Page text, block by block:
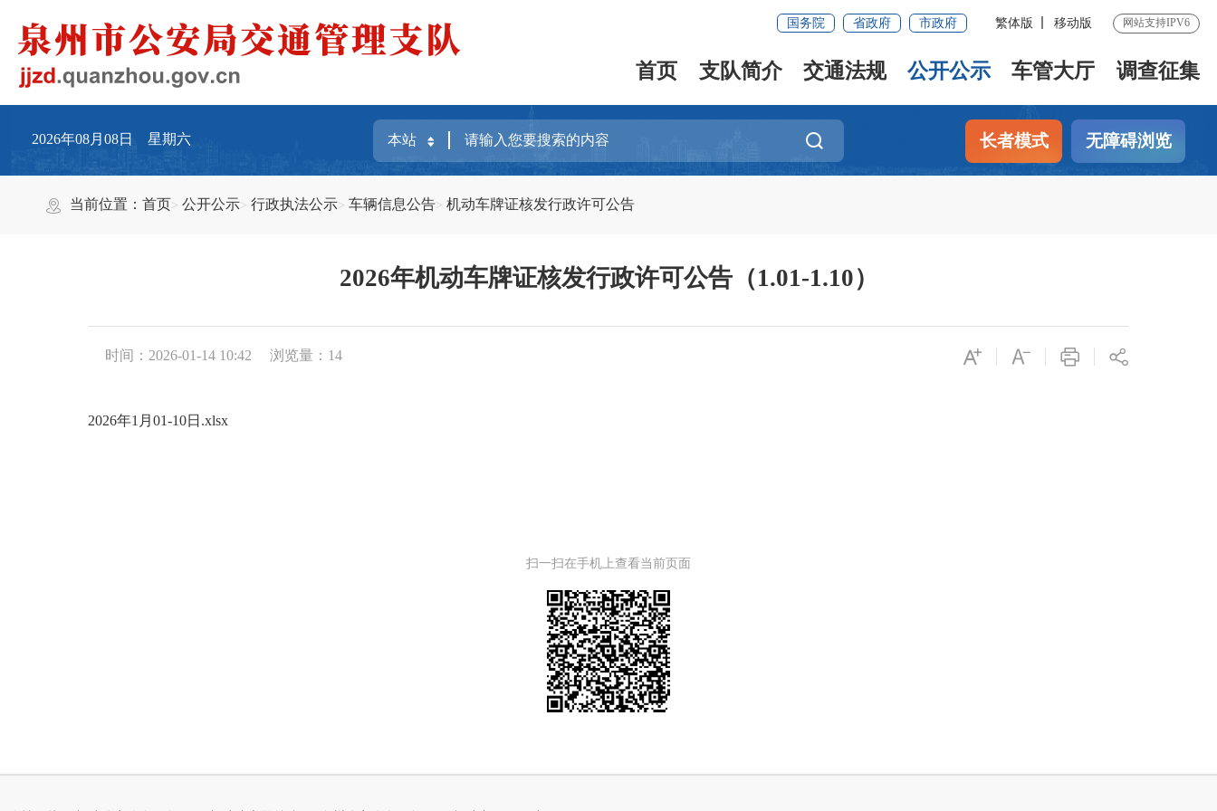
国务院 省政府 市政府 繁体版 移动版 网站支持IPV6
首页 支队简介 交通法规 公开公示 车管大厅 调查征集
2026年08月08日 星期六 长者模式 无障碍浏览
当前位置：首页 公开公示 行政执法公示 车辆信息公告 机动车牌证核发行政许可公告
2026年机动车牌证核发行政许可公告（1.01-1.10）
时间：2026-01-14 10:42 浏览量： 14
2026年1月01-10日.xlsx
扫一扫在手机上查看当前页面